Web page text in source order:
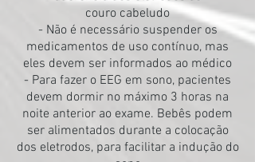
couro cabeludo
- Não é necessário suspender os
medicamentos de uso contínuo, mas
eles devem ser informados ao médico
- ​Para fazer o EEG em sono, pacientes
devem dormir no máximo 3 horas na
noite anterior ao exame. Bebês podem
ser alimentados durante a colocação
dos eletrodos, para facilitar a indução do